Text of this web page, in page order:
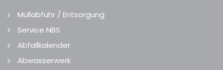
Müllabfuhr / Entsorgung
Service NBS
Abfallkalender
Abwasserwerk